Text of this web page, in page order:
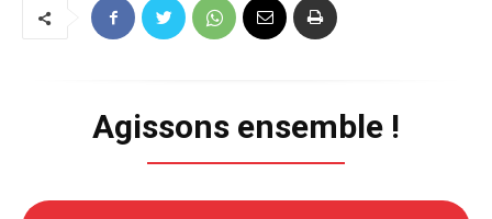
Agissons ensemble !